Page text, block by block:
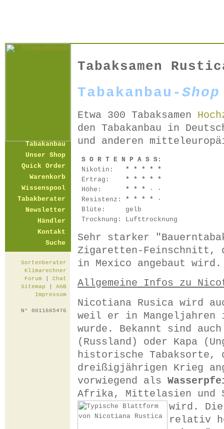
Tabakanbau
Unser Shop
Quick Order
Warenkorb
Wissenspool
Tabakberater
Newsletter
Händler
Kontakt
Suche
Sortenberater
Klimarechner
Forum
Chat
Sitemap
AGB
Impressum
N° 0011665476
Tabaksamen
Tabakanbau-Shop
Etwa 300 Tabaksamen
den Tabakanbau in
und anderen
S O R T E N P A S S:
Nikotin:
* * * * *
Ertrag:
* * * * *
Höhe:
* * *
· ·
Resistenz: * * * *
·
Blüte:
gelb
Trocknung: Lufttrocknung
Sehr starker
Zigaretten-Feinschnitt,
in Mexico angebaut wird.
Allgemeine Infos zu
Nicotiana Rusica wird
weil er in Mangeljahren
wurde. Bekannt sind auch
(Russland) oder Kapa
historische Tabaksorte,
dreißigjährigen Krieg
vorwiegend als
Afrika, Mittelasien und
wird.
relativ